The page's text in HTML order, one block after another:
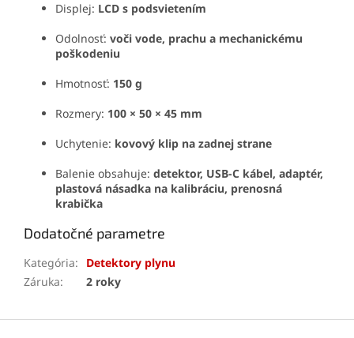
Displej: LCD s podsvietením
Odolnosť: voči vode, prachu a mechanickému
poškodeniu
Hmotnosť: 150 g
Rozmery: 100 × 50 × 45 mm
Uchytenie: kovový klip na zadnej strane
Balenie obsahuje: detektor, USB-C kábel, adaptér,
plastová násadka na kalibráciu, prenosná
krabička
Dodatočné parametre
Kategória:
Detektory plynu
Záruka: 2 roky